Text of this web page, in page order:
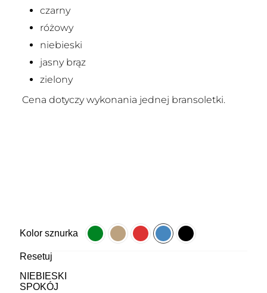
czarny
różowy
niebieski
jasny brąz
zielony
Cena dotyczy wykonania jednej bransoletki.
Kolor sznurka
Resetuj
NIEBIESKI
SPOKÓJ